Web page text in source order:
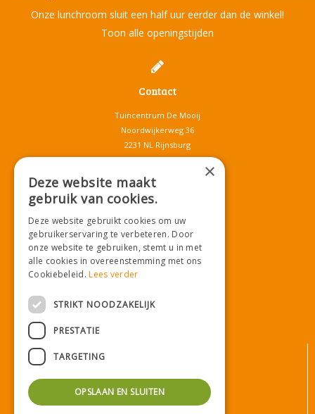
Onze lunchroom sluit een half uur eerder dan de winkel!
Toon alle openingstijden
Contact
Tuincentrum De Mooij
Noordwijkerweg 36
2231 NL Rijnsburg
T.071-4080959
info@tuincentrumdemooij.nl
Download onze App!
Privacy statement
Bezorginformatie
×
Deze website maakt
gebruik van cookies.
Deze website gebruikt cookies om uw
gebruikerservaring te verbeteren. Door
onze website te gebruiken, stemt u in met
alle cookies in overeenstemming met ons
Cookiebeleid.Lees verder
STRIKT NOODZAKELIJK
PRESTATIE
TARGETING
OPSLAAN EN SLUITEN